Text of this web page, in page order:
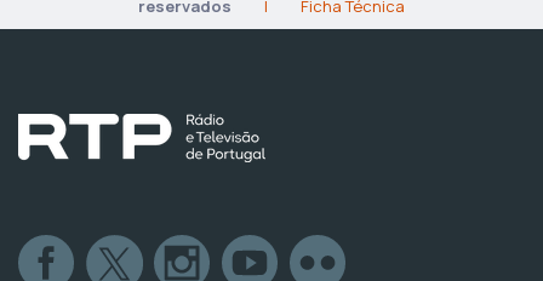
reservados
| Ficha Técnica